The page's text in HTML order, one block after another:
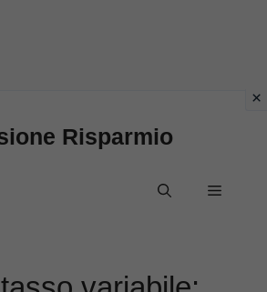
Risparmio
Menu